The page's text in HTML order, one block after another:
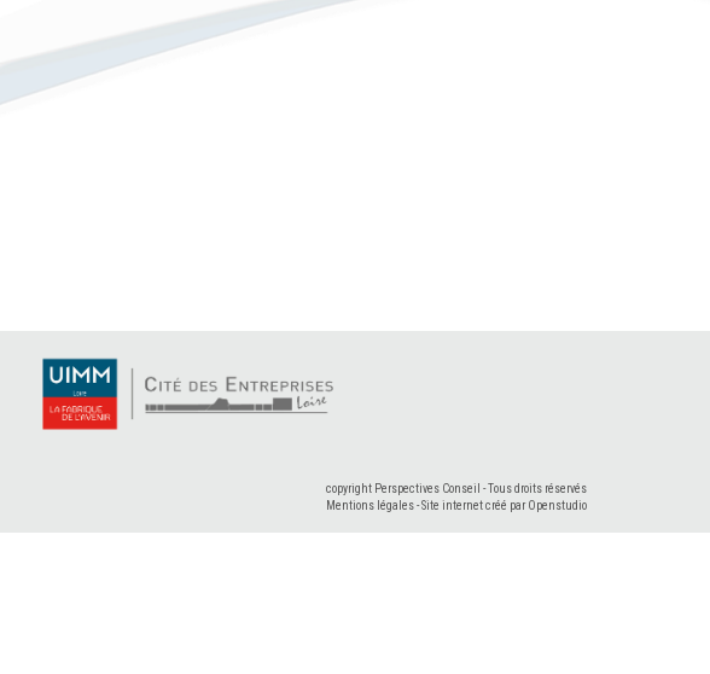
copyright Perspectives Conseil - Tous droits réservés
Mentions légales-Site internet créé par Openstudio